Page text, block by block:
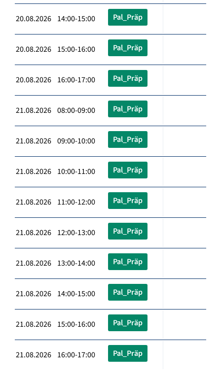
20.08.2026 14:00-15:00 Pal_Präp
20.08.2026 15:00-16:00 Pal_Präp
20.08.2026 16:00-17:00 Pal_Präp
21.08.2026 08:00-09:00 Pal_Präp
21.08.2026 09:00-10:00 Pal_Präp
21.08.2026 10:00-11:00 Pal_Präp
21.08.2026 11:00-12:00 Pal_Präp
21.08.2026 12:00-13:00 Pal_Präp
21.08.2026 13:00-14:00 Pal_Präp
21.08.2026 14:00-15:00 Pal_Präp
21.08.2026 15:00-16:00 Pal_Präp
21.08.2026 16:00-17:00 Pal_Präp